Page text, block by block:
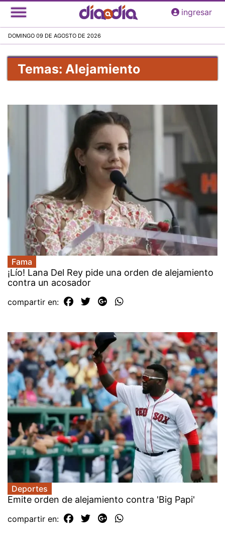
Pasar
al
principal
ingresar
DOMINGO 09 DE AGOSTO DE 2026
Temas: Alejamiento
Fama
¡Lío! Lana Del Rey pide una orden de alejamiento
contra un acosador
compartir en:
Deportes
Emite orden de alejamiento contra 'Big Papi'
compartir en: